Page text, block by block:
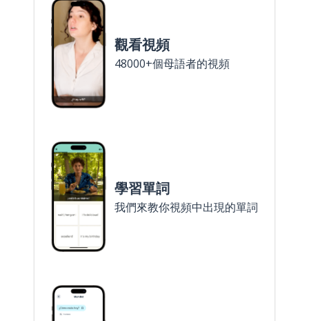
觀看視頻
48000+個母語者的視頻
學習單詞
我們來教你視頻中出現的單詞